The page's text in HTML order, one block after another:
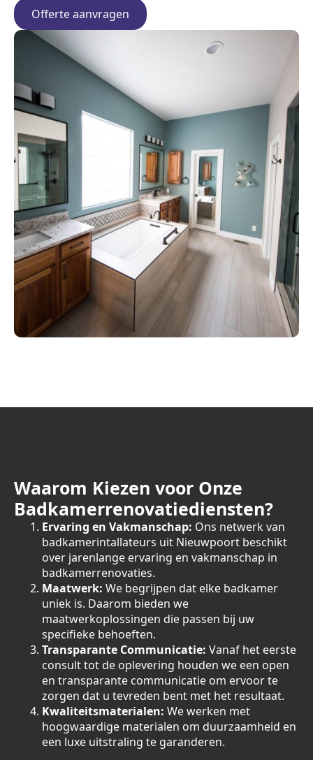
Offerte aanvragen
Waarom Kiezen voor Onze
Badkamerrenovatiediensten?
Ervaring en Vakmanschap: Ons netwerk van
badkamerintallateurs uit Nieuwpoort beschikt
over jarenlange ervaring en vakmanschap in
badkamerrenovaties.
Maatwerk: We begrijpen dat elke badkamer
uniek is. Daarom bieden we
maatwerkoplossingen die passen bij uw
specifieke behoeften.
Transparante Communicatie: Vanaf het eerste
consult tot de oplevering houden we een open
en transparante communicatie om ervoor te
zorgen dat u tevreden bent met het resultaat.
Kwaliteitsmaterialen: We werken met
hoogwaardige materialen om duurzaamheid en
een luxe uitstraling te garanderen.